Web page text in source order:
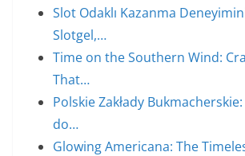
Slot Odaklı Kazanma
Slotgel,…
Time on the Southern Wind:
That…
Polskie Zakłady
do…
Glowing Americana: The